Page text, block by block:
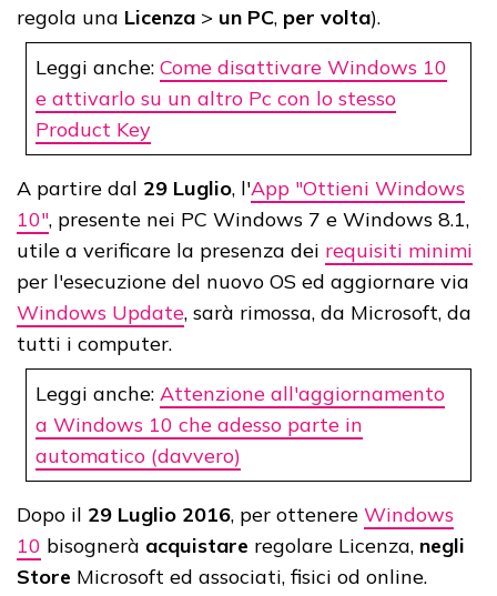
regola una Licenza > un PC, per volta).
Leggi anche: Come disattivare Windows 10
e attivarlo su un altro Pc con lo stesso
Product Key
A partire dal 29 Luglio, l'App "Ottieni Windows
10", presente nei PC Windows 7 e Windows 8.1,
utile a verificare la presenza dei requisiti minimi
per l'esecuzione del nuovo OS ed aggiornare via
Windows Update, sarà rimossa, da Microsoft, da
tutti i computer.
Leggi anche: Attenzione all'aggiornamento
a Windows 10 che adesso parte in
automatico (davvero)
Dopo il 29 Luglio 2016, per ottenere Windows
10 bisognerà acquistare regolare Licenza, negli
Store Microsoft ed associati, fisici od online.